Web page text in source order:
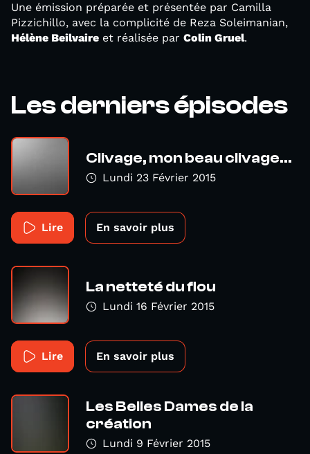
Une émission préparée et présentée par Camilla
Pizzichillo, avec la complicité de Reza Soleimanian,
Hélène Beilvaire et réalisée par Colin Gruel.
Les derniers épisodes
Clivage, mon beau clivage...
Lundi 23 Février 2015
Lire En savoir plus
La netteté du flou
Lundi 16 Février 2015
Lire En savoir plus
Les Belles Dames de la
création
Lundi 9 Février 2015